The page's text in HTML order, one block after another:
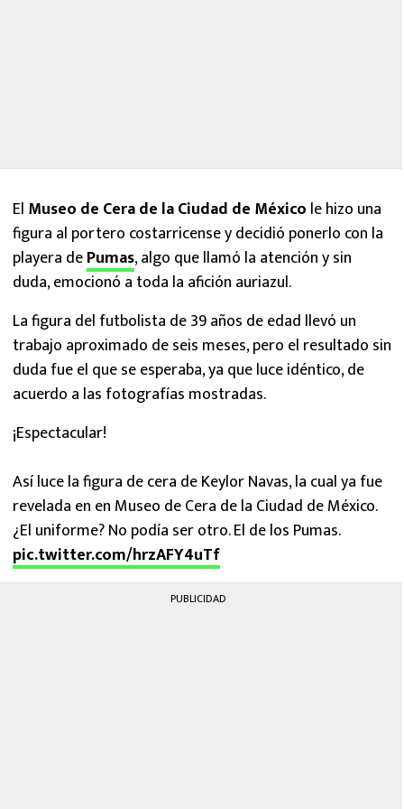
El Museo de Cera de la Ciudad de México le hizo una
figura al portero costarricense y decidió ponerlo con la
playera dePumas, algo que llamó la atención y sin
duda, emocionó a toda la afición auriazul.
La figura del futbolista de 39 años de edad llevó un
trabajo aproximado de seis meses, pero el resultado sin
duda fue el que se esperaba, ya que luce idéntico, de
acuerdo a las fotografías mostradas.
¡Espectacular!
Así luce la figura de cera de Keylor Navas, la cual ya fue
revelada en en Museo de Cera de la Ciudad de México.
¿El uniforme? No podía ser otro. El de los Pumas.
pic.twitter.com/hrzAFY4uTf
PUBLICIDAD